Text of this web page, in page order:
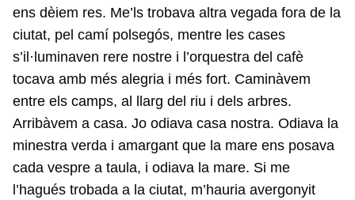
ens dèiem res. Me’ls trobava altra vegada fora de la
ciutat, pel camí polsegós, mentre les cases
s’il·luminaven rere nostre i l’orquestra del cafè
tocava amb més alegria i més fort. Caminàvem
entre els camps, al llarg del riu i dels arbres.
Arribàvem a casa. Jo odiava casa nostra. Odiava la
minestra verda i amargant que la mare ens posava
cada vespre a taula, i odiava la mare. Si me
l’hagués trobada a la ciutat, m’hauria avergonyit